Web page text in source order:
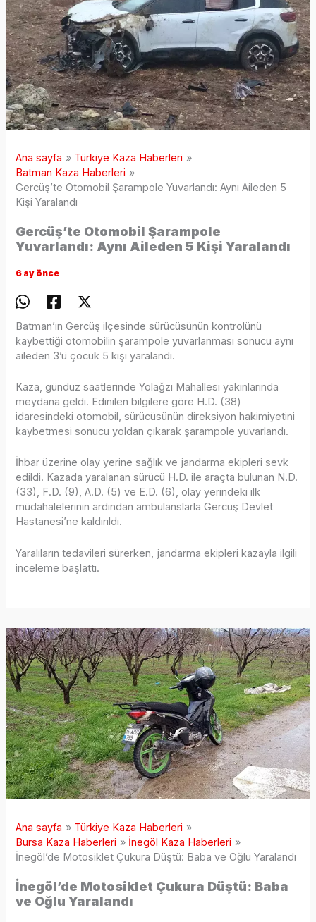
Ana sayfa
Türkiye Kaza Haberleri
Batman Kaza Haberleri
Gercüş’te Otomobil Şarampole Yuvarlandı: Aynı Aileden 5
Kişi Yaralandı
Gercüş’te Otomobil Şarampole
Yuvarlandı: Aynı Aileden 5 Kişi Yaralandı
6 ay önce
Batman’ın Gercüş ilçesinde sürücüsünün kontrolünü
kaybettiği otomobilin şarampole yuvarlanması sonucu aynı
aileden 3’ü çocuk 5 kişi yaralandı.
Kaza, gündüz saatlerinde Yolağzı Mahallesi yakınlarında
meydana geldi. Edinilen bilgilere göre H.D. (38)
idaresindeki otomobil, sürücüsünün direksiyon hakimiyetini
kaybetmesi sonucu yoldan çıkarak şarampole yuvarlandı.
İhbar üzerine olay yerine sağlık ve jandarma ekipleri sevk
edildi. Kazada yaralanan sürücü H.D. ile araçta bulunan N.D.
(33), F.D. (9), A.D. (5) ve E.D. (6), olay yerindeki ilk
müdahalelerinin ardından ambulanslarla Gercüş Devlet
Hastanesi’ne kaldırıldı.
Yaralıların tedavileri sürerken, jandarma ekipleri kazayla ilgili
inceleme başlattı.
Ana sayfa
Türkiye Kaza Haberleri
Bursa Kaza Haberleri
İnegöl Kaza Haberleri
İnegöl’de Motosiklet Çukura Düştü: Baba ve Oğlu Yaralandı
İnegöl’de Motosiklet Çukura Düştü: Baba
ve Oğlu Yaralandı